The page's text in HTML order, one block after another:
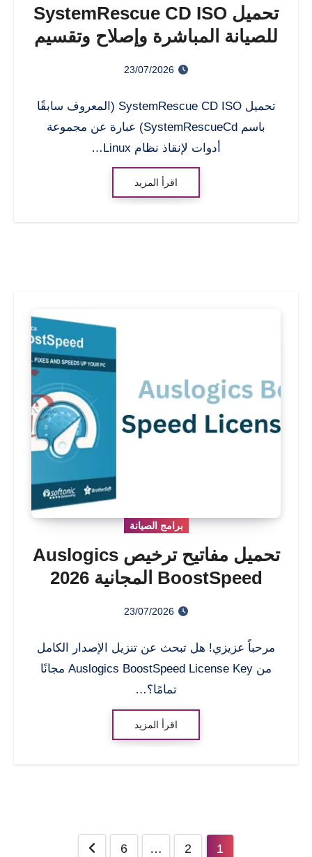
تحميل SystemRescue CD ISO
للصيانة المباشرة وإصلاح وتقسيم
23/07/2026
تحميل SystemRescue CD ISO (المعروف سابقًا
باسم SystemRescueCd) عبارة عن مجموعة
أدوات لإنقاذ نظام Linux…
اقرأ المزيد
برامج الصيانة
تحميل مفاتيح ترخيص Auslogics
BoostSpeed ​​المجانية 2026
23/07/2026
مرحباً عزيزي! هل تبحث عن تنزيل الإصدار الكامل
من Auslogics BoostSpeed ​​License Key مجانًا
تمامًا؟…
اقرأ المزيد
1
2
…
6